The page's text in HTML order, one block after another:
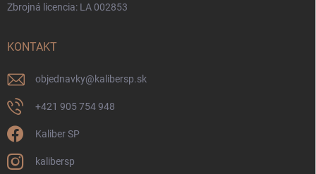
Zbrojná licencia: LA 002853
KONTAKT
objednavky@kalibersp.sk
+421 905 754 948
Kaliber SP
kalibersp